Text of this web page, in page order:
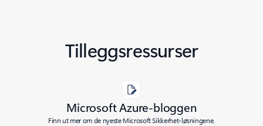
Tilleggsressurser
Microsoft Azure-bloggen
Finn ut mer om de nyeste Microsoft Sikkerhet-løsningene.